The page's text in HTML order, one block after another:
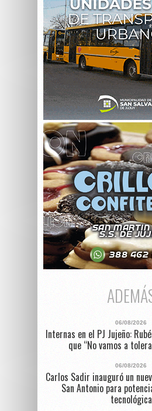
06/08/2026
Internas en el PJ Jujeño:
que “No vamos a
06/08/2026
Carlos Sadir inauguró un
San Antonio para
tecnológica